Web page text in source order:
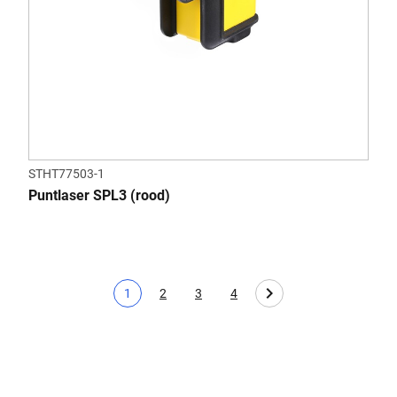
STHT77503-1
Puntlaser SPL3 (rood)
Huidige pagina
1
Page
2
Page
3
Page
4